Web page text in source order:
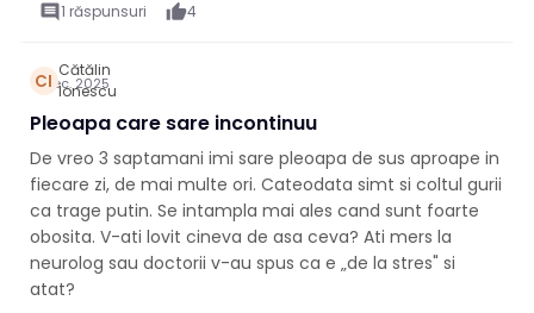
comment 1 răspunsuri thumb_up4
CI Cătălin
Ionescu
6 dec. 2025
Pleoapa care sare incontinuu
De vreo 3 saptamani imi sare pleoapa de sus aproape in
fiecare zi, de mai multe ori. Cateodata simt si coltul gurii
ca trage putin. Se intampla mai ales cand sunt foarte
obosita. V-ati lovit cineva de asa ceva? Ati mers la
neurolog sau doctorii v-au spus ca e „de la stres" si
atat?